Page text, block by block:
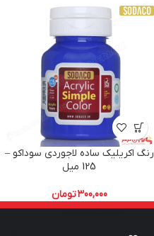
رنگ اکریلیک ساده لاجوردی سوداکو –
125 میل
300,000تومان